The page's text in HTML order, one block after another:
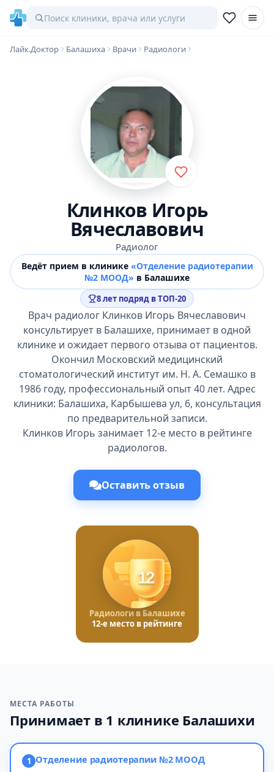
Лайк.Доктор Балашиха Врачи Радиологи
Клинков Игорь
Вячеславович
Радиолог
Ведёт прием в клинике «Отделение радиотерапии
№2 МООД» в Балашихе
8 лет подряд в ТОП-20
Врач радиолог Клинков Игорь Вячеславович
консультирует в Балашихе, принимает в одной
клинике и ожидает первого отзыва от пациентов.
Окончил Московский медицинский
стоматологический институт им. Н. А. Семашко в
1986 году, профессиональный опыт 40 лет. Адрес
клиники: Балашиха, Карбышева ул, 6, консультация
по предварительной записи.
Клинков Игорь занимает 12-е место в рейтинге
радиологов.
Оставить отзыв
12
Радиологи в Балашихе
12-е место в рейтинге
МЕСТА РАБОТЫ
Принимает в 1 клинике Балашихи
1 Отделение радиотерапии №2 МООД